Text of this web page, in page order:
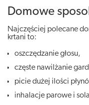
Domowe
Najczęściej polecane
krtani to:
oszczędzanie głosu,
częste nawilżanie
picie dużej ilości
inhalacje parowe i